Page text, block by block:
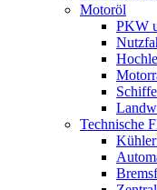
Motoröl
PKW
Technische